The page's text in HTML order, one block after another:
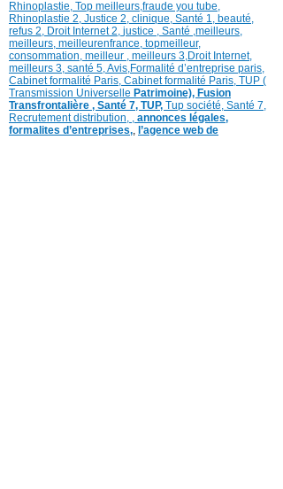
Rhinoplastie, Top meilleurs,fraude you tube,
Rhinoplastie 2, Justice 2, clinique, Santé 1, beauté,
refus 2, Droit Internet 2, justice , Santé ,meilleurs,
meilleurs, meilleurenfrance, topmeilleur,
consommation, meilleur , meilleurs 3,Droit Internet,
meilleurs 3, santé 5,Avis,Formalité d’entreprise paris,
Cabinet formalité Paris, Cabinet formalité Paris, TUP (
Transmission Universelle Patrimoine), Fusion
Transfrontalière , Santé 7, TUP, Tup société, Santé 7,
Recrutement distribution, , annonces légales,
formalites d’entreprises,, l’agence web de